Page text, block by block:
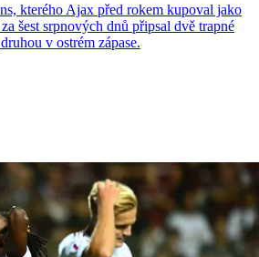
kterého Ajax před rokem kupoval jako
šest srpnových dnů připsal dvě trapné
v ostrém zápase.